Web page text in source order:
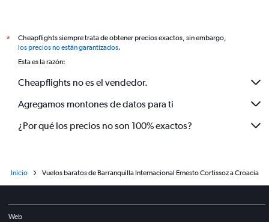
*
Cheapflights siempre trata de obtener precios exactos, sin embargo,
los precios no están garantizados.
Esta es la razón:
Cheapflights no es el vendedor.
Agregamos montones de datos para ti
¿Por qué los precios no son 100% exactos?
Inicio Vuelos baratos de Barranquilla Internacional Ernesto Cortissoz a Croacia
Web